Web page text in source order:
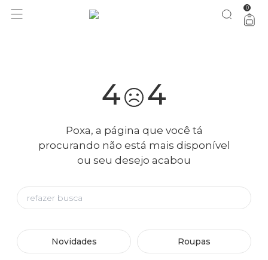
você merece 30% OFF pra comemorar com a gente aproveita! 0
4 4
Poxa, a página que você tá
procurando não está mais disponível
ou seu desejo acabou
Novidades Roupas